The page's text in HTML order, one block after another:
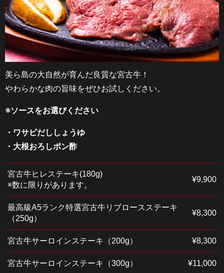
美ら島の大自然が育んだ良質な宮古牛！
やわらかな肉の旨味をぜひお試しください。
※ソースをお選びください
・ワサビだししょうゆ
・大根おろしポン酢
宮古牛ヒレステーキ(180g)
※数に限りがあります。
¥9,900
最高級A5ランク特選宮古牛リブロースステーキ
（250g）
¥8,300
宮古牛サーロインステーキ（200g） ¥8,300
宮古牛サーロインステーキ（300g） ¥11,000